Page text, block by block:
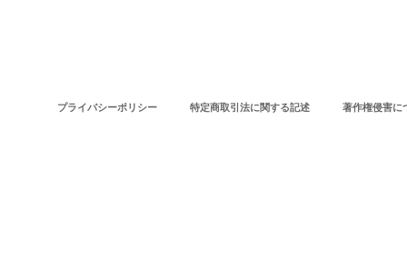
プライバシーポリシー 特定商取引法に関する記述 著作権侵害に